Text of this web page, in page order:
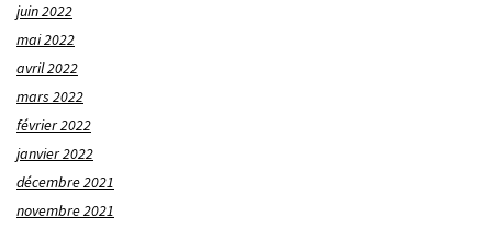
juin 2022
mai 2022
avril 2022
mars 2022
février 2022
janvier 2022
décembre 2021
novembre 2021